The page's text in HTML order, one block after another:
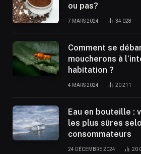
ou pas?
7 MARS 2024 34 028
Comment se
moucherons à
habitation ?
4 MARS 2024 20 211
Eau en bouteille :
les plus sûres
consommateurs
24 DÉCEMBRE 2024 20